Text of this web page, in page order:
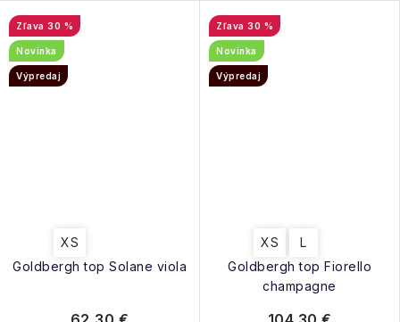
Goldbergh top Solane viola
30 %
Novinka
Výpredaj
XS
Goldbergh top Fiorello
champagne
30 %
Novinka
Výpredaj
XS L